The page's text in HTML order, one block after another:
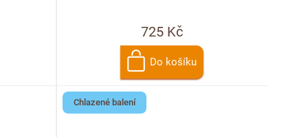
725 Kč
Do košíku
Chlazené balení